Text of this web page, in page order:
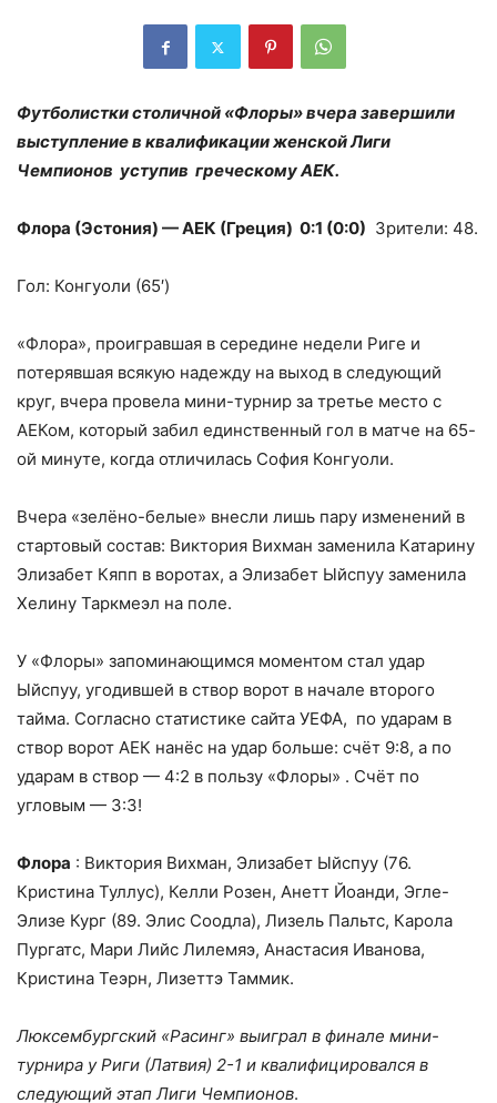
Футболистки столичной «Флоры» вчера завершили
выступление в квалификации женской Лиги
Чемпионов уступив греческому АЕК.
Флора (Эстония) — АЕК (Греция) 0:1 (0:0) Зрители: 48.
Гол: Конгуоли (65′)
«Флора», проигравшая в середине недели Риге и
потерявшая всякую надежду на выход в следующий
круг, вчера провела мини-турнир за третье место с
АЕКом, который забил единственный гол в матче на 65-
ой минуте, когда отличилась София Конгуоли.
Вчера «зелёно-белые» внесли лишь пару изменений в
стартовый состав: Виктория Вихман заменила Катарину
Элизабет Кяпп в воротах, а Элизабет Ыйспуу заменила
Хелину Таркмеэл на поле.
У «Флоры» запоминающимся моментом стал удар
Ыйспуу, угодившей в створ ворот в начале второго
тайма. Согласно статистике сайта УЕФА, по ударам в
створ ворот АЕК нанёс на удар больше: счёт 9:8, а по
ударам в створ — 4:2 в пользу «Флоры» . Счёт по
угловым — 3:3!
Флора : Виктория Вихман, Элизабет Ыйспуу (76.
Кристина Туллус), Келли Розен, Анетт Йоанди, Эгле-
Элизе Кург (89. Элис Соодла), Лизель Пальтс, Карола
Пургатс, Мари Лийс Лилемяэ, Анастасия Иванова,
Кристина Теэрн, Лизеттэ Таммик.
Люксембургский «Расинг» выиграл в финале мини-
турнира у Риги (Латвия) 2-1 и квалифицировался в
следующий этап Лиги Чемпионов.